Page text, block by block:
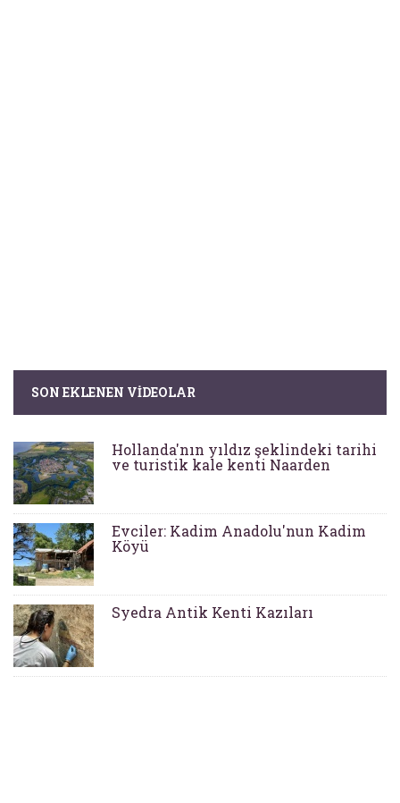
SON EKLENEN VIDEOLAR
Hollanda'nın yıldız şeklindeki tarihi
ve turistik kale kenti Naarden
Evciler: Kadim Anadolu'nun Kadim
Köyü
Syedra Antik Kenti Kazıları